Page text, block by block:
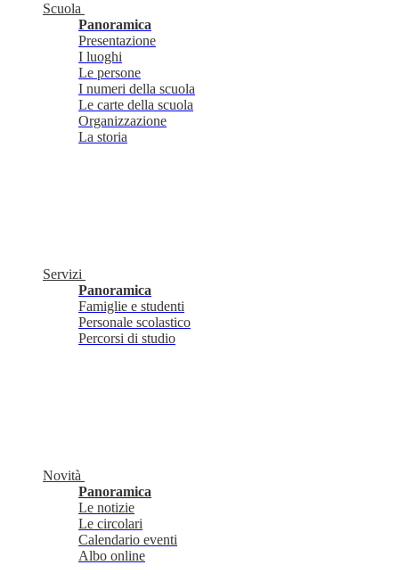
Scuola
Panoramica
Presentazione
I luoghi
Le persone
I numeri della scuola
Le carte della scuola
Organizzazione
La storia
Servizi
Panoramica
Famiglie e studenti
Personale scolastico
Percorsi di studio
Novità
Panoramica
Le notizie
Le circolari
Calendario eventi
Albo online